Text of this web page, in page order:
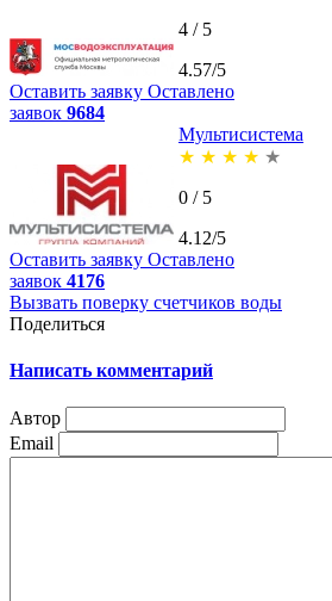
4 / 5
4.57/5
Оставить заявку Оставлено
заявок 9684
Мультисистема
★ ★ ★ ★ ★
0 / 5
4.12/5
Оставить заявку Оставлено
заявок 4176
Вызвать поверку счетчиков воды
Поделиться
Написать комментарий
Автор
Email